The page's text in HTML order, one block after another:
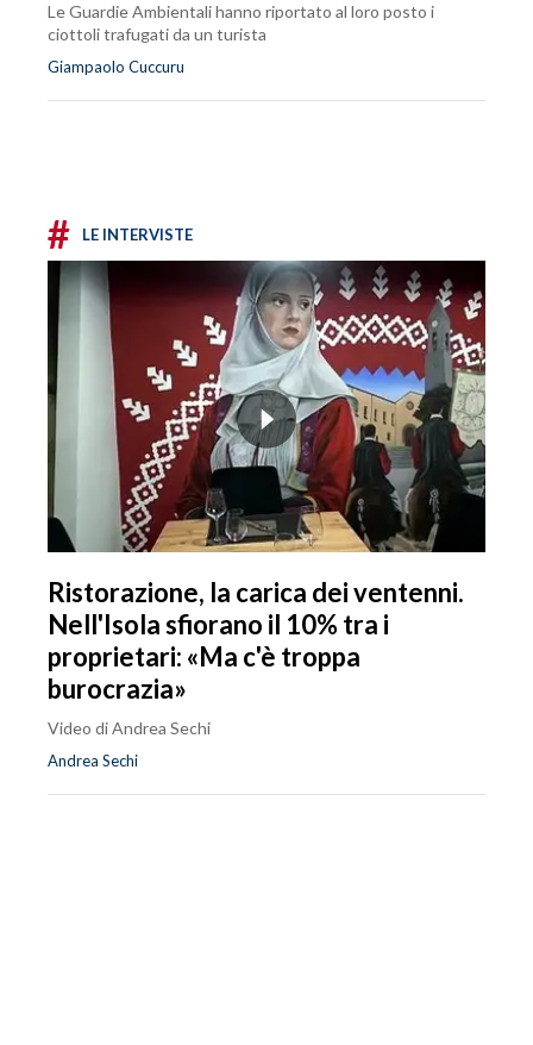
Le Guardie Ambientali hanno riportato al loro posto i
ciottoli trafugati da un turista
Giampaolo Cuccuru
# LE INTERVISTE
Ristorazione, la carica dei ventenni.
Nell'Isola sfiorano il 10% tra i
proprietari: «Ma c'è troppa
burocrazia»
Video di Andrea Sechi
Andrea Sechi